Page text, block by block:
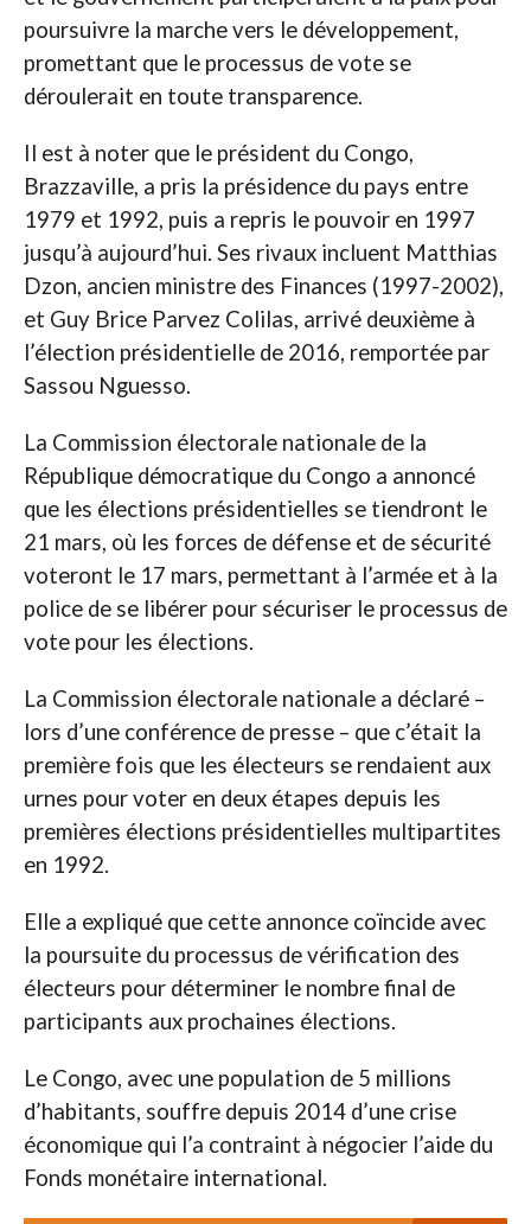
poursuivre la marche vers le développement,
promettant que le processus de vote se
déroulerait en toute transparence.
Il est à noter que le président du Congo,
Brazzaville, a pris la présidence du pays entre
1979 et 1992, puis a repris le pouvoir en 1997
jusqu’à aujourd’hui. Ses rivaux incluent Matthias
Dzon, ancien ministre des Finances (1997-2002),
et Guy Brice Parvez Colilas, arrivé deuxième à
l’élection présidentielle de 2016, remportée par
Sassou Nguesso.
La Commission électorale nationale de la
République démocratique du Congo a annoncé
que les élections présidentielles se tiendront le
21 mars, où les forces de défense et de sécurité
voteront le 17 mars, permettant à l’armée et à la
police de se libérer pour sécuriser le processus de
vote pour les élections.
La Commission électorale nationale a déclaré –
lors d’une conférence de presse – que c’était la
première fois que les électeurs se rendaient aux
urnes pour voter en deux étapes depuis les
premières élections présidentielles multipartites
en 1992.
Elle a expliqué que cette annonce coïncide avec
la poursuite du processus de vérification des
électeurs pour déterminer le nombre final de
participants aux prochaines élections.
Le Congo, avec une population de 5 millions
d’habitants, souffre depuis 2014 d’une crise
économique qui l’a contraint à négocier l’aide du
Fonds monétaire international.